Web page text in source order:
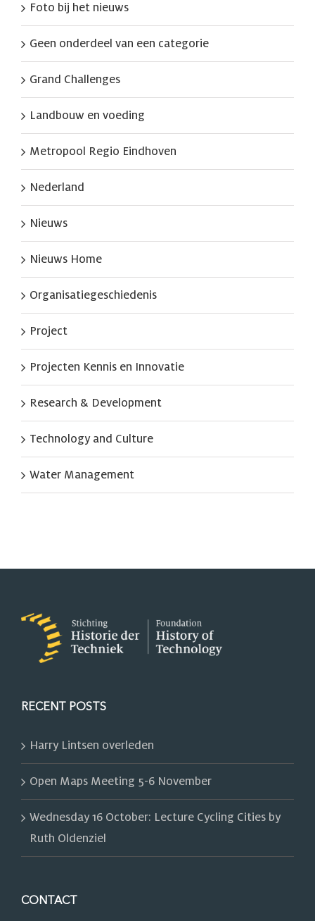
Foto bij het nieuws
Geen onderdeel van een categorie
Grand Challenges
Landbouw en voeding
Metropool Regio Eindhoven
Nederland
Nieuws
Nieuws Home
Organisatiegeschiedenis
Project
Projecten Kennis en Innovatie
Research & Development
Technology and Culture
Water Management
RECENT POSTS
Harry Lintsen overleden
Open Maps Meeting 5-6 November
Wednesday 16 October: Lecture Cycling Cities by
Ruth Oldenziel
CONTACT